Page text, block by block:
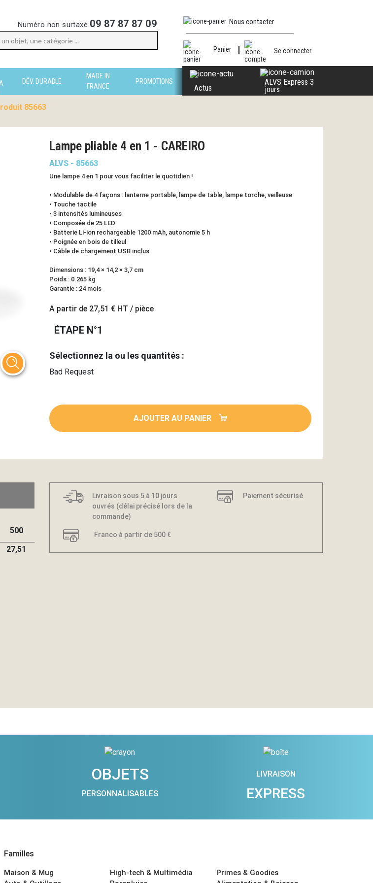
Numéro non surtaxé 09 87 87 87 09 Nous contacter
Panier Se connecter
DÉV. DURABLE
MADE IN
FRANCE
PROMOTIONS
Actus
ALVS Express 3
jours
85663
Lampe pliable 4 en 1 - CAREIRO
ALVS - 85663
Une lampe 4 en 1 pour vous faciliter le quotidien !
• Modulable de 4 façons : lanterne portable, lampe de table, lampe torche, veilleuse
• Touche tactile
• 3 intensités lumineuses
• Composée de 25 LED
• Batterie Li-ion rechargeable 1200 mAh, autonomie 5 h
• Poignée en bois de tilleul
• Câble de chargement USB inclus
Dimensions : 19,4 × 14,2 × 3,7 cm
Poids : 0.265 kg
Garantie : 24 mois
A partir de 27,51 € HT / pièce
ÉTAPE N°1
Sélectionnez la ou les quantités :
Bad Request
AJOUTER AU PANIER
500
27,51
Livraison sous 5 à 10 jours
ouvrés (délai précisé lors de la
commande)
Paiement sécurisé
Franco à partir de 500 €
OBJETS
PERSONNALISABLES
LIVRAISON
EXPRESS
Familles
Maison & Mug
High-tech & Multimédia
Primes & Goodies